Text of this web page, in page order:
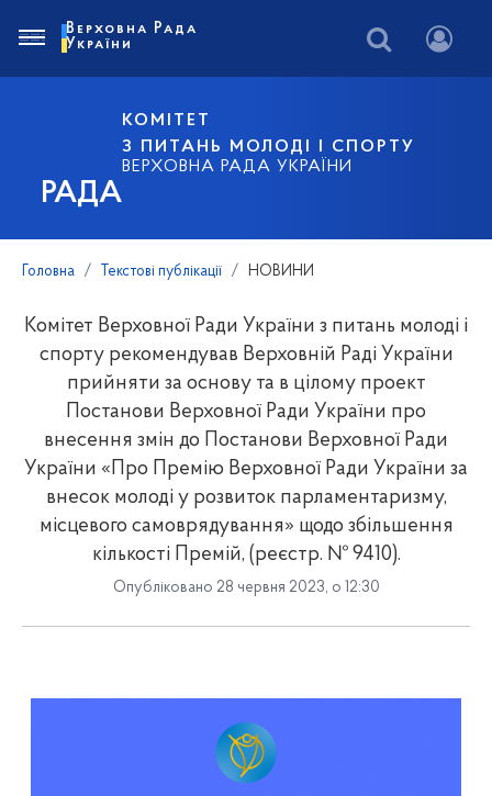
РАДА
КОМІТЕТ
З ПИТАНЬ МОЛОДІ І СПОРТУ
ВЕРХОВНА РАДА УКРАЇНИ
Верховна Рада
України
Головна Текстові публікації НОВИНИ
Комітет Верховної Ради України з питань молоді і
спорту рекомендував Верховній Раді України
прийняти за основу та в цілому проект
Постанови Верховної Ради України про
внесення змін до Постанови Верховної Ради
України «Про Премію Верховної Ради України за
внесок молоді у розвиток парламентаризму,
місцевого самоврядування» щодо збільшення
кількості Премій, (реєстр. № 9410).
Опубліковано 28 червня 2023, о 12:30